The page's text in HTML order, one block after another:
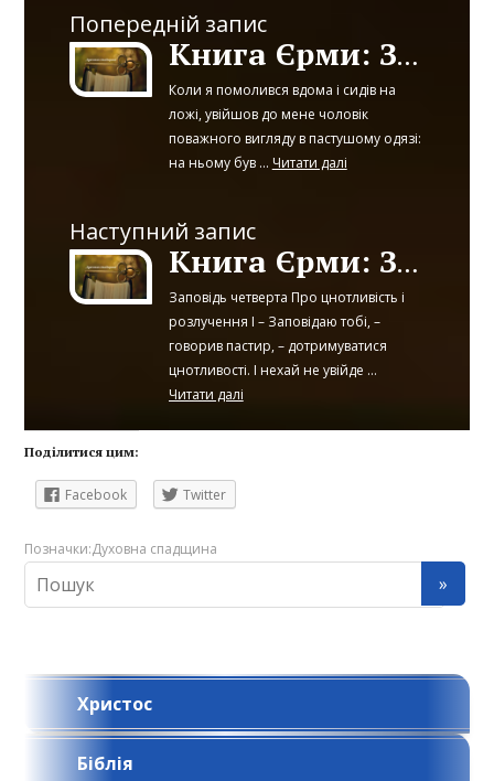
Попередній запис
Книга Єрми: Заповіді_Пролог
Коли я помолився вдома і сидів на
ложі, увійшов до мене чоловік
поважного вигляду в пастушому одязі:
на ньому був ... Читати далі
Наступний запис
Книга Єрми: Заповіді_Частина 2
Заповідь четверта Про цнотливість і
розлучення І – Заповідаю тобі, –
говорив пастир, – дотримуватися
цнотливості. І нехай не увійде ...
Читати далі
Поділитися цим:
Facebook Twitter
Позначки:Духовна спадщина
Христос
Біблія